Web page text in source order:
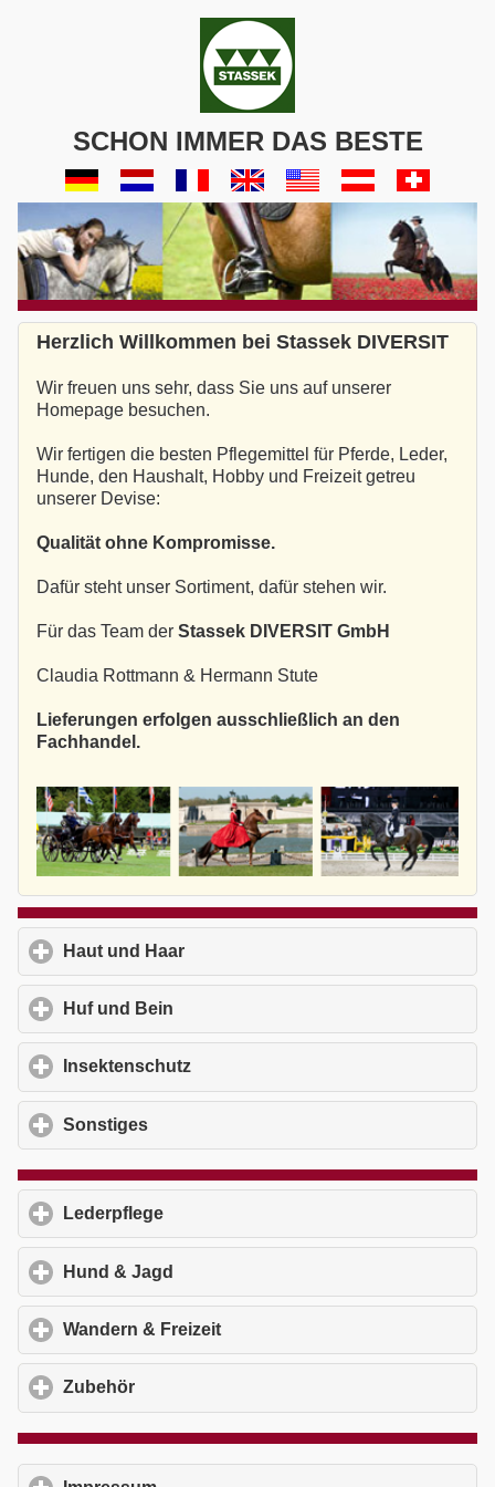
SCHON IMMER DAS BESTE
Herzlich Willkommen bei Stassek DIVERSIT
Wir freuen uns sehr, dass Sie uns auf unserer
Homepage besuchen.
Wir fertigen die besten Pflegemittel für Pferde, Leder,
Hunde, den Haushalt, Hobby und Freizeit getreu
unserer Devise:
Qualität ohne Kompromisse.
Dafür steht unser Sortiment, dafür stehen wir.
Für das Team der Stassek DIVERSIT GmbH
Claudia Rottmann & Hermann Stute
Lieferungen erfolgen ausschließlich an den
Fachhandel.
Haut und Haar
Huf und Bein
Insektenschutz
Sonstiges
Lederpflege
Hund & Jagd
Wandern & Freizeit
Zubehör